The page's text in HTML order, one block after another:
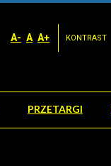
A- A A+ KONTRAST
PRZETARGI